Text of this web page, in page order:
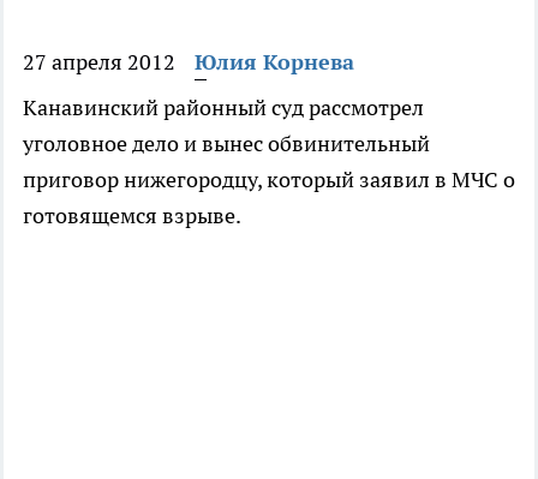
27 апреля 2012
Юлия Корнева
Канавинский районный суд рассмотрел
уголовное дело и вынес обвинительный
приговор нижегородцу, который заявил в МЧС о
готовящемся взрыве.